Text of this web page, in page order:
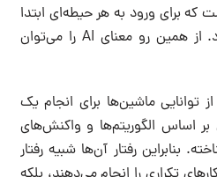
برای ورود به هر حیطه‌ای ابتدا
باید چیستی آن را بررسی کرد. از همین رو معنای AI را می‌توان
ماشین‌ها برای انجام یک
اساس الگوریتم‌ها و واکنش‌های
بنابراین رفتار آن‌ها شبیه رفتار